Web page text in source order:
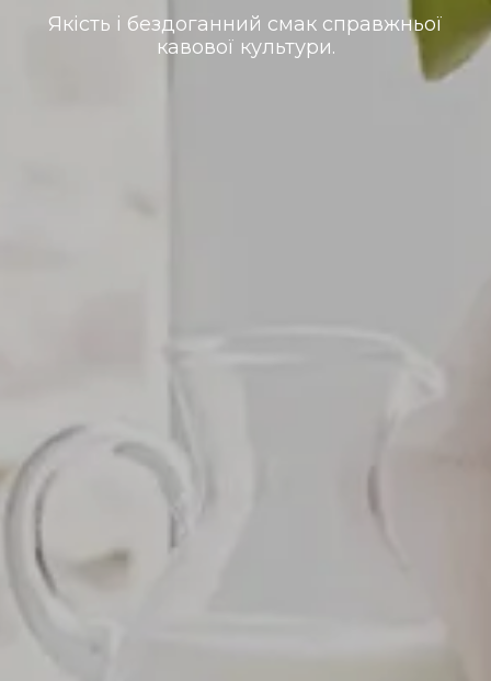
Якість і бездоганний смак справжньої
кавової культури.